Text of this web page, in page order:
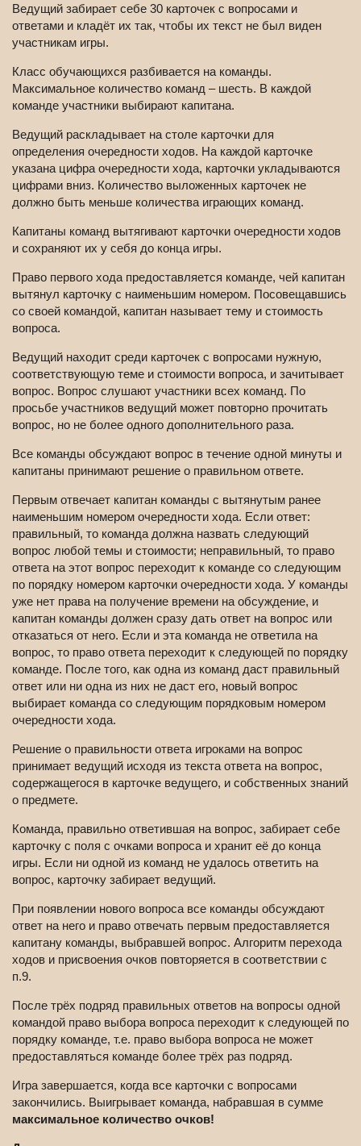
Ведущий забирает себе 30 карточек с вопросами и
ответами и кладёт их так, чтобы их текст не был виден
участникам игры.
Класс обучающихся разбивается на команды.
Максимальное количество команд – шесть. В каждой
команде участники выбирают капитана.
Ведущий раскладывает на столе карточки для
определения очередности ходов. На каждой карточке
указана цифра очередности хода, карточки укладываются
цифрами вниз. Количество выложенных карточек не
должно быть меньше количества играющих команд.
Капитаны команд вытягивают карточки очередности ходов
и сохраняют их у себя до конца игры.
Право первого хода предоставляется команде, чей капитан
вытянул карточку с наименьшим номером. Посовещавшись
со своей командой, капитан называет тему и стоимость
вопроса.
Ведущий находит среди карточек с вопросами нужную,
соответствующую теме и стоимости вопроса, и зачитывает
вопрос. Вопрос слушают участники всех команд. По
просьбе участников ведущий может повторно прочитать
вопрос, но не более одного дополнительного раза.
Все команды обсуждают вопрос в течение одной минуты и
капитаны принимают решение о правильном ответе.
Первым отвечает капитан команды с вытянутым ранее
наименьшим номером очередности хода. Если ответ:
правильный, то команда должна назвать следующий
вопрос любой темы и стоимости; неправильный, то право
ответа на этот вопрос переходит к команде со следующим
по порядку номером карточки очередности хода. У команды
уже нет права на получение времени на обсуждение, и
капитан команды должен сразу дать ответ на вопрос или
отказаться от него. Если и эта команда не ответила на
вопрос, то право ответа переходит к следующей по порядку
команде. После того, как одна из команд даст правильный
ответ или ни одна из них не даст его, новый вопрос
выбирает команда со следующим порядковым номером
очередности хода.
Решение о правильности ответа игроками на вопрос
принимает ведущий исходя из текста ответа на вопрос,
содержащегося в карточке ведущего, и собственных знаний
о предмете.
Команда, правильно ответившая на вопрос, забирает себе
карточку с поля с очками вопроса и хранит её до конца
игры. Если ни одной из команд не удалось ответить на
вопрос, карточку забирает ведущий.
При появлении нового вопроса все команды обсуждают
ответ на него и право отвечать первым предоставляется
капитану команды, выбравшей вопрос. Алгоритм перехода
ходов и присвоения очков повторяется в соответствии с
п.9.
После трёх подряд правильных ответов на вопросы одной
командой право выбора вопроса переходит к следующей по
порядку команде, т.е. право выбора вопроса не может
предоставляться команде более трёх раз подряд.
Игра завершается, когда все карточки с вопросами
закончились. Выигрывает команда, набравшая в сумме
максимальное количество очков!